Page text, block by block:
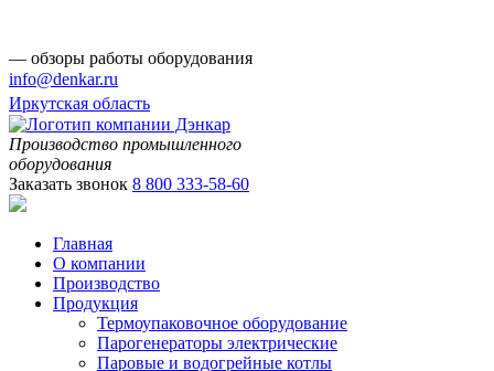
— обзоры работы оборудования
info@denkar.ru
Иркутская область
Производство промышленного
оборудования
Заказать звонок 8 800 333-58-60
Главная
О компании
Производство
Продукция
Термоупаковочное оборудование
Парогенераторы электрические
Паровые и водогрейные котлы